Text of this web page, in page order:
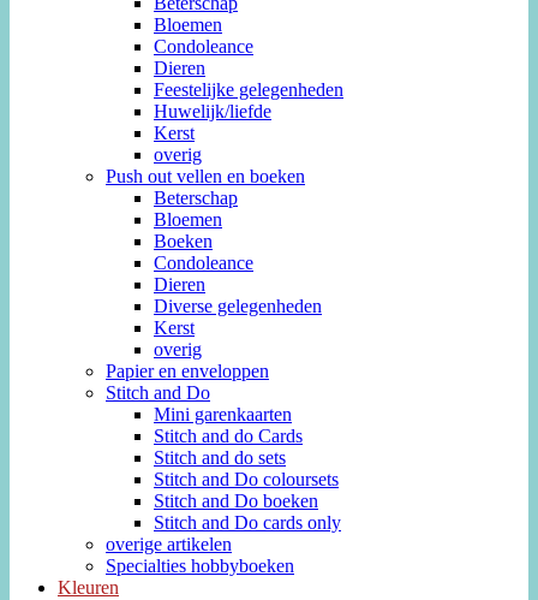
Bloemen
Condoleance
Dieren
Feestelijke gelegenheden
Huwelijk/liefde
Kerst
overig
Push out vellen en boeken
Beterschap
Bloemen
Boeken
Condoleance
Dieren
Diverse gelegenheden
Kerst
overig
Papier en enveloppen
Stitch and Do
Mini garenkaarten
Stitch and do Cards
Stitch and do sets
Stitch and Do coloursets
Stitch and Do boeken
Stitch and Do cards only
overige artikelen
Specialties hobbyboeken
Kleuren